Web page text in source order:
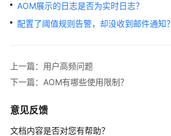
计
费
快
速
门
AOM展示的日志是否为实时日志？
配置了阈值规则告警，却没收到邮件通知？
上一篇：用户高频问题
下一篇：AOM有哪些使用限制？
意见反馈
文档内容是否对您有帮助？